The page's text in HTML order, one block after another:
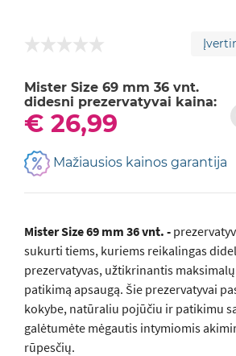
Mister Size 69 mm 36 vnt.
didesni prezervatyvai kaina:
€ 26,99
Mažiausios kainos garantija
Mister Size 69 mm 36 vnt. -
sukurti tiems, kuriems reikalingas
prezervatyvas, užtikrinantis
patikimą apsaugą. Šie prezervatyvai
kokybe, natūraliu pojūčiu ir patikimu
galėtumėte mėgautis intymiomis
rūpesčių.